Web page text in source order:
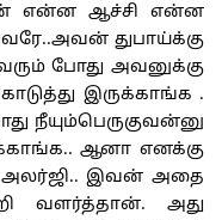
என்ன ஆச்சி என்ன
துபாய்க்கு
போது அவனுக்கு
இருக்காங்க .
நீயும்பெருகுவன்னு
ஆனா எனக்கு
அலர்ஜி.. இவன் அதை
வளர்த்தான். அது